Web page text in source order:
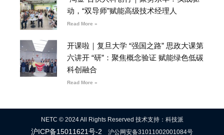
动，“双导师”赋能高级技术经理人
Read More »
开课啦｜复旦大学 “强国之路” 思政大课第
六讲开 “研”：聚焦概念验证 赋能绿色低碳
科创融合
Read More »
NETC © 2024 All Rights Reserved 技术支持：科技派
沪ICP备15011621号-2 沪公网安备31011002001084号